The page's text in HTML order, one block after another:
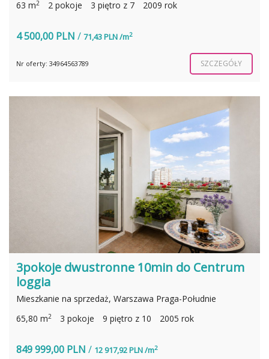
63 m2 2 pokoje 3 piętro z 7 2009 rok
4 500,00 PLN / 71,43 PLN /m2
Nr oferty: 34964563789 SZCZEGÓŁY
3pokoje dwustronne 10min do Centrum
loggia
Mieszkanie na sprzedaż, Warszawa Praga-Południe
65,80 m2 3 pokoje 9 piętro z 10 2005 rok
849 999,00 PLN / 12 917,92 PLN /m2